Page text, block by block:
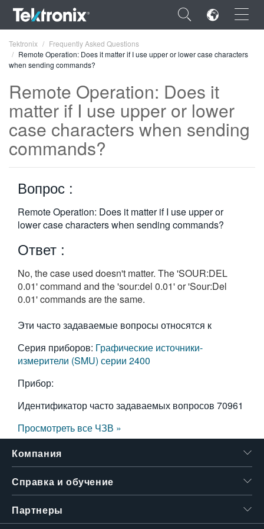
×
ENGLISH
FRANÇAIS
VIỆT NAM
简体中文
日本語
한국어
繁體中文
Tektronix
Frequently Asked Questions
Remote Operation: Does it matter if I use upper or lower case characters
when sending commands?
Remote Operation: Does it
matter if I use upper or lower
case characters when sending
commands?
Вопрос :
Remote Operation: Does it matter if I use upper or
lower case characters when sending commands?
Ответ :
No, the case used doesn't matter. The 'SOUR:DEL
0.01' command and the 'sour:del 0.01' or 'Sour:Del
0.01' commands are the same.
Эти часто задаваемые вопросы относятся к
Серия приборов: Графические источники-
измерители (SMU) серии 2400
Прибор:
Идентификатор часто задаваемых вопросов 70961
Просмотреть все ЧЗВ »
Компания
Справка и обучение
Партнеры